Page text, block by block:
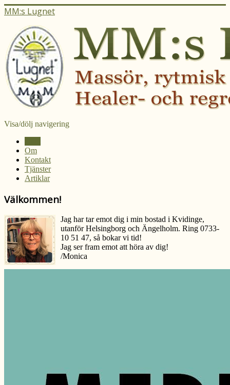
MM:s Lugnet
Visa/dölj navigering
Om
Kontakt
Tjänster
Artiklar
Välkommen!
Jag har tar emot dig i min bostad i Kvidinge,
utanför Helsingborg och Ängelholm. Ring 0733-
10 51 47, så bokar vi tid!
Jag ser fram emot att höra av dig!
/Monica